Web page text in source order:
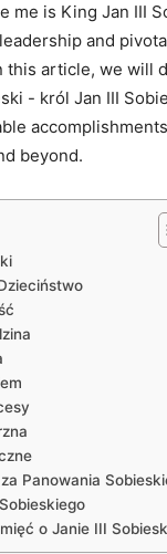
me is ​King Jan III
and
this article, we will‌
⁤- król Jan III
beyond.
Panowania
o Janie III